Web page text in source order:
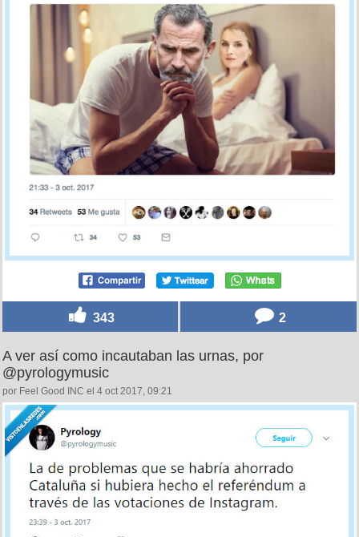
343 2
A ver así como incautaban las urnas, por
@pyrologymusic
por Feel Good INC el 4 oct 2017, 09:21